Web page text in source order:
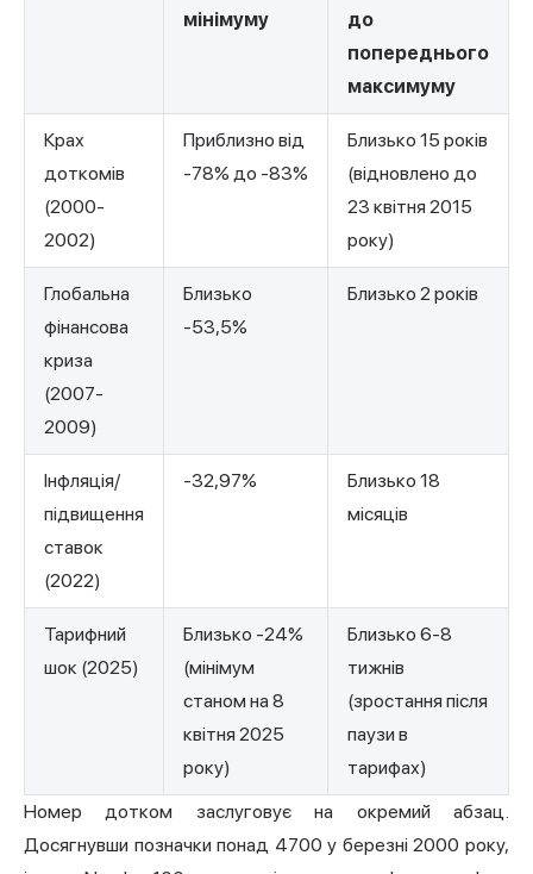
мінімуму
до
попереднього
максимуму
Крах
доткомів
(2000-
2002)
Приблизно від
-78% до -83%
Близько 15 років
(відновлено до
23 квітня 2015
року)
Глобальна
фінансова
криза
(2007-
2009)
Близько
-53,5%
Близько 2 років
Інфляція/
підвищення
ставок
(2022)
-32,97%
Близько 18
місяців
Тарифний
шок (2025)
Близько -24%
(мінімум
станом на 8
квітня 2025
року)
Близько 6-8
тижнів
(зростання після
паузи в
тарифах)
Номер дотком заслуговує на окремий абзац.
Досягнувши позначки понад 4700 у березні 2000 року,